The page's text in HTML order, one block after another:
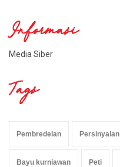
Informasi
Media Siber
Tags
Pembredelan Persinyalan
Bayu kurniawan Peti